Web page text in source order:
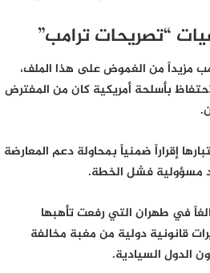
“تصريحات ترامب”
مزيداً من الغموض على هذا الملف،
بأسلحة أمريكية كان من المفترض
إقراراً ضمنياً بمحاولة دعم المعارضة
مسؤولية فشل الخطة.
في طهران التي رفعت تأهبها
قانونية دولية من مغبة مخالفة
الدول السيادية.